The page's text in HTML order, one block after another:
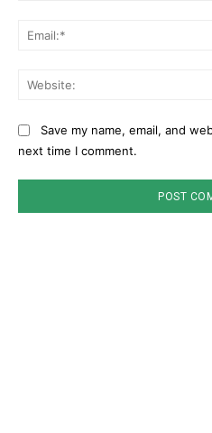
Save my name, email, and
next time I comment.